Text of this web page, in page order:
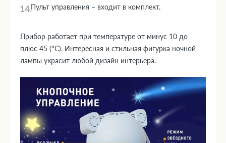
Пульт управления – входит в комплект.
Прибор работает при температуре от минус 10 до
плюс 45 (°C). Интересная и стильная фигурка ночной
лампы украсит любой дизайн интерьера.